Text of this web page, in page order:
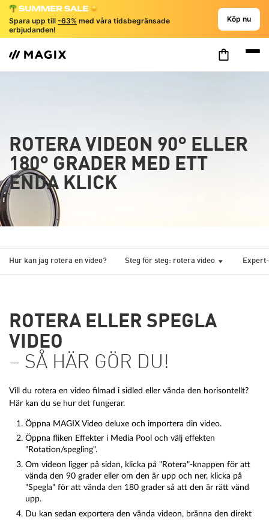
Spara upp till -63% med våra tidsbegränsade
erbjudanden!
Köp nu
ROTERA VIDEON 90° ELLER
180° GRADER MED ETT
ENDA KLICK
Hur kan jag rotera en video? Steg för steg: rotera video
ROTERA ELLER SPEGLA
VIDEO
– SÅ HÄR GÖR DU!
Vill du rotera en video filmad i sidled eller vända den horisontellt?
Här kan du se hur det fungerar.
Öppna MAGIX Video deluxe och importera din video.
Öppna fliken Effekter i Media Pool och välj effekten
"Rotation/spegling".
Om videon ligger på sidan, klicka på "Rotera"-knappen för att
vända den 90 grader eller om den är upp och ner, klicka på
"Spegla" för att vända den 180 grader så att den är rätt vänd
upp.
Du kan sedan exportera den vända videon, bränna den direkt